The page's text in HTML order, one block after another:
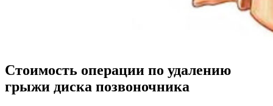
Стоимость операции по удалению
грыжи диска позвоночника